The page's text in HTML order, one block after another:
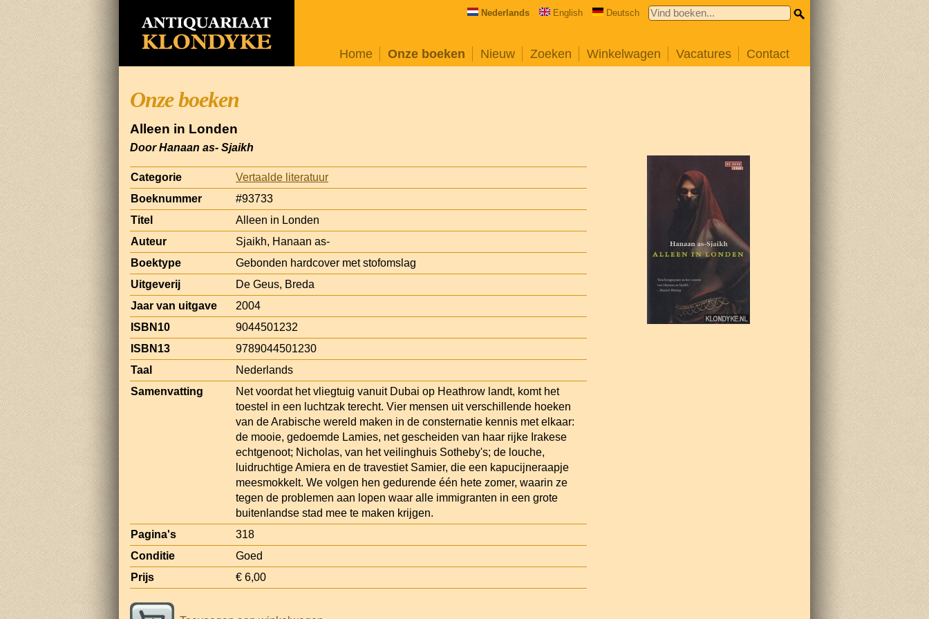
Nederlands English Deutsch
Home Onze boeken Nieuw Zoeken Winkelwagen Vacatures Contact
Onze boeken
Alleen in Londen
Door Hanaan as- Sjaikh
Categorie
Vertaalde literatuur
Boeknummer
#93733
Titel
Alleen in Londen
Auteur
Sjaikh, Hanaan as-
Boektype
Gebonden hardcover met stofomslag
Uitgeverij
De Geus, Breda
Jaar van uitgave
2004
ISBN10
9044501232
ISBN13
9789044501230
Taal
Nederlands
Samenvatting
Net voordat het vliegtuig vanuit Dubai op Heathrow landt, komt het
toestel in een luchtzak terecht. Vier mensen uit verschillende hoeken
van de Arabische wereld maken in de consternatie kennis met elkaar:
de mooie, gedoemde Lamies, net gescheiden van haar rijke Irakese
echtgenoot; Nicholas, van het veilinghuis Sotheby's; de louche,
luidruchtige Amiera en de travestiet Samier, die een kapucijneraapje
meesmokkelt. We volgen hen gedurende één hete zomer, waarin ze
tegen de problemen aan lopen waar alle immigranten in een grote
buitenlandse stad mee te maken krijgen.
Pagina's
318
Conditie
Goed
Prijs
€ 6,00